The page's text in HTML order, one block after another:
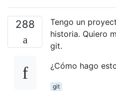
288
Tengo un
historia. Quiero
git.
¿Cómo hago
git